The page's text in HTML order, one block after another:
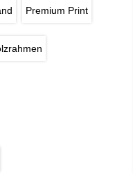
Premium Print